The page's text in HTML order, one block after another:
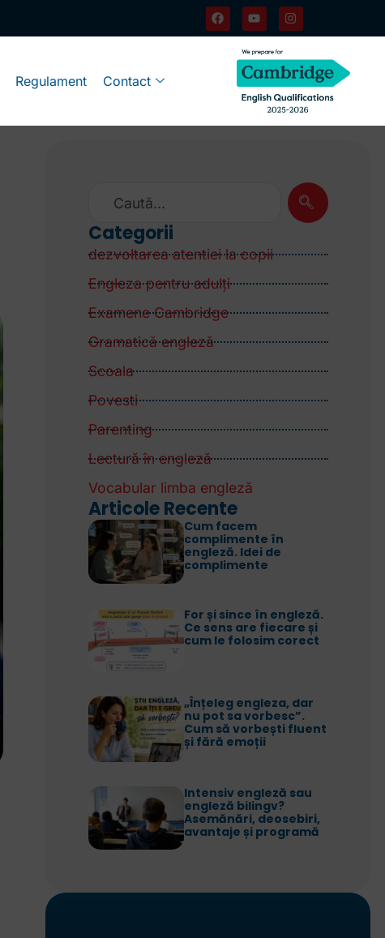
Regulament Contact
Categorii
dezvoltarea atentiei la copii
Engleza pentru adulţi
Examene Cambridge
Gramatică engleză
Scoala
Povesti
Parenting
Lectură în engleză
Vocabular limba engleză
Articole Recente
Cum facem
complimente în
engleză. Idei de
complimente
For și since în engleză.
Ce sens are fiecare și
cum le folosim corect
„Înțeleg engleza, dar
nu pot sa vorbesc”.
Cum să vorbești fluent
și fără emoții
Intensiv engleză sau
engleză bilingv?
Asemănări, deosebiri,
avantaje și programă